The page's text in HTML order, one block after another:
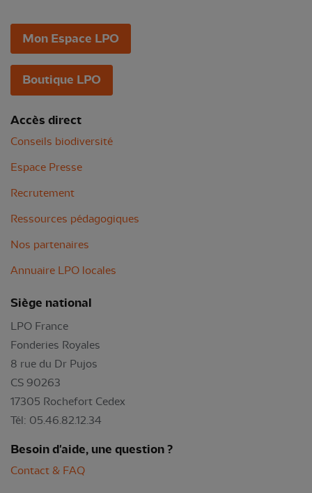
Mon Espace LPO
Boutique LPO
Accès direct
Conseils biodiversité
Espace Presse
Recrutement
Ressources pédagogiques
Nos partenaires
Annuaire LPO locales
Siège national
LPO France
Fonderies Royales
8 rue du Dr Pujos
CS 90263
17305 Rochefort Cedex
Tél: 05.46.82.12.34
Besoin d'aide, une question ?
Contact & FAQ